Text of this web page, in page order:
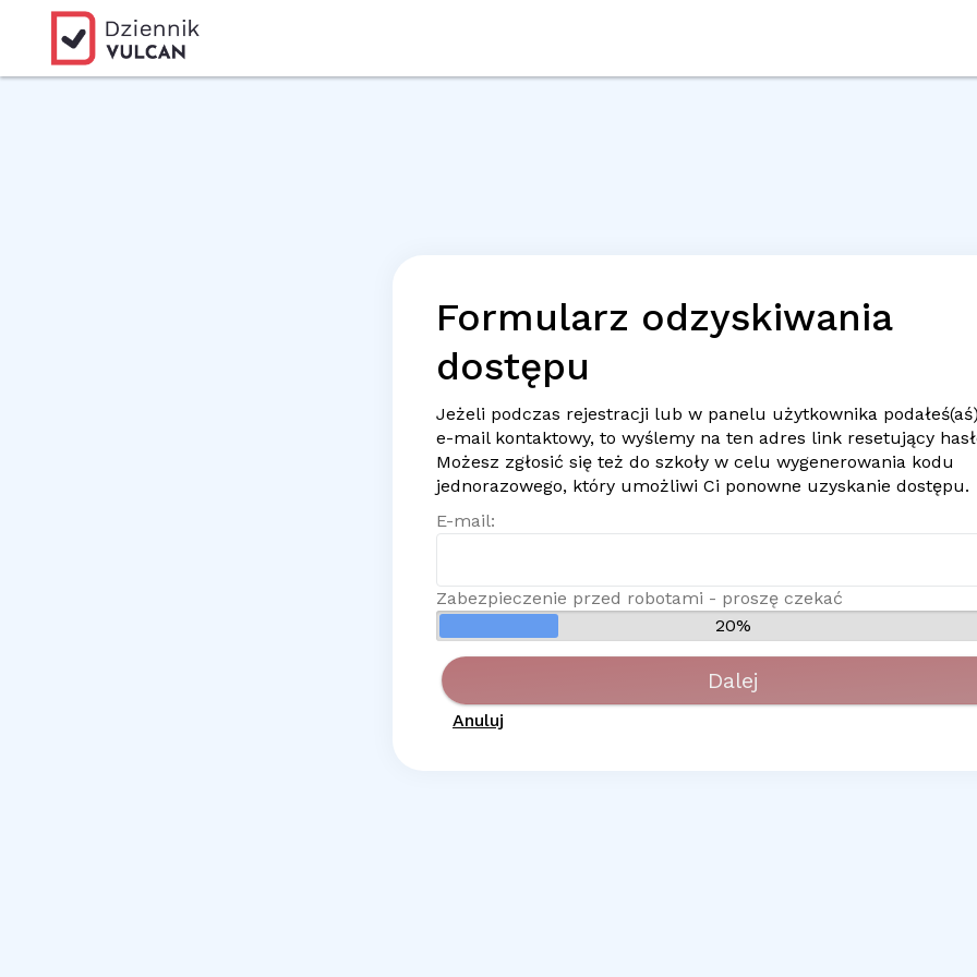
Formularz odzyskiwania
dostępu
Jeżeli podczas rejestracji lub w panelu użytkownika podałeś(aś)
e-mailkontaktowy, to wyślemy na ten adres link resetujący
Możesz zgłosić się też do szkoły w celu wygenerowania kodu
jednorazowego, który umożliwi Ci ponowne uzyskanie dostępu.
E-mail:
Zabezpieczenie przed robotami - proszę czekać
20%
Dalej
Anuluj